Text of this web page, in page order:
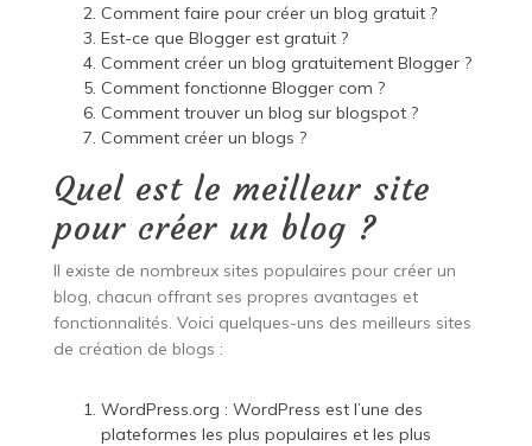
Comment faire pour créer un blog gratuit ?
Est-ce que Blogger est gratuit ?
Comment créer un blog gratuitement Blogger ?
Comment fonctionne Blogger com ?
Comment trouver un blog sur blogspot ?
Comment créer un blogs ?
Quel est le meilleur site
pour créer un blog ?
Il existe de nombreux sites populaires pour créer un
blog, chacun offrant ses propres avantages et
fonctionnalités. Voici quelques-uns des meilleurs sites
de création de blogs :
WordPress.org : WordPress est l’une des
plateformes les plus populaires et les plus